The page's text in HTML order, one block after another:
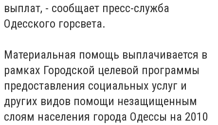
выплат, - сообщает пресс-служба
Одесского горсвета.
Материальная помощь выплачивается в
рамках Городской целевой программы
предоставления социальных услуг и
других видов помощи незащищенным
слоям населения города Одессы на 2010